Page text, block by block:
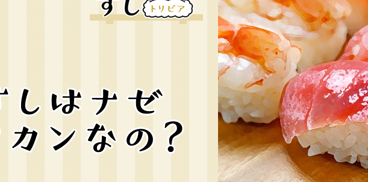
酢 調味酢 お酢ドリンク ぽん酢 みりん風
スープ 中華 クイック調味料 レモン果汁 ふり
環境への取り組み
ミツカンの環境への取
り組みをご紹介しま
す。
水の文化
（アーカ
1999年設
テーマと
活動を行
た。
MIM（ミツカンミュ
ージアム）
ミツカンの酢づくりの
歴史などが学べる体験
型博物館です。
各部門が
いること
「未来ビ
実現に向
取り組み
す。